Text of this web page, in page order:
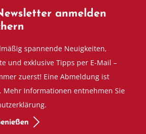
anmelden
spannende Neuigkeiten,
und exklusive Tipps per E-Mail –
zuerst! Eine Abmeldung ist
Mehr Informationen entnehmen Sie